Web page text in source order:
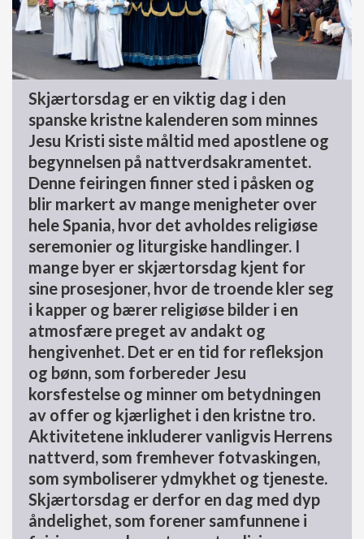
Skjærtorsdag er en viktig dag i den
spanske kristne kalenderen som minnes
Jesu Kristi siste måltid med apostlene og
begynnelsen på nattverdsakramentet.
Denne feiringen finner sted i påsken og
blir markert av mange menigheter over
hele Spania, hvor det avholdes religiøse
seremonier og liturgiske handlinger. I
mange byer er skjærtorsdag kjent for
sine prosesjoner, hvor de troende kler seg
i kapper og bærer religiøse bilder i en
atmosfære preget av andakt og
hengivenhet. Det er en tid for refleksjon
og bønn, som forbereder Jesu
korsfestelse og minner om betydningen
av offer og kjærlighet i den kristne tro.
Aktivitetene inkluderer vanligvis Herrens
nattverd, som fremhever fotvaskingen,
som symboliserer ydmykhet og tjeneste.
Skjærtorsdag er derfor en dag med dyp
åndelighet, som forener samfunnene i